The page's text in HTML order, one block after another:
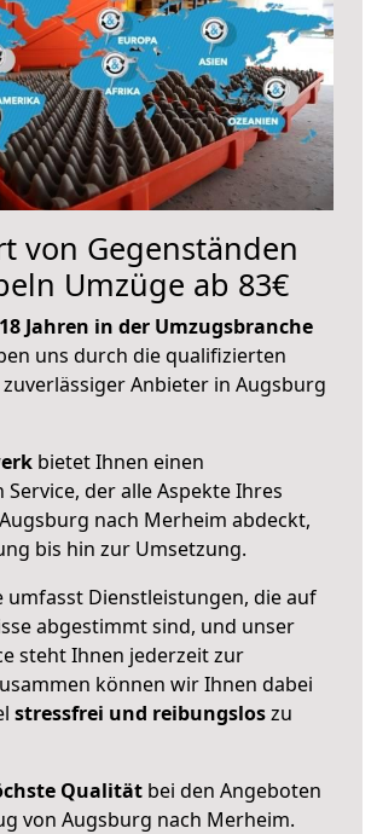
von Gegenständen
Umzüge ab 83€
Jahren in der Umzugsbranche
uns durch die qualifizierten
Anbieter in Augsburg
bietet Ihnen einen
Service, der alle Aspekte Ihres
nach Merheim abdeckt,
bis hin zur Umsetzung.
umfasst Dienstleistungen, die auf
abgestimmt sind, und unser
steht Ihnen jederzeit zur
können wir Ihnen dabei
stressfrei und reibungsloszu
Qualität bei den Angeboten
von Augsburg nach Merheim.